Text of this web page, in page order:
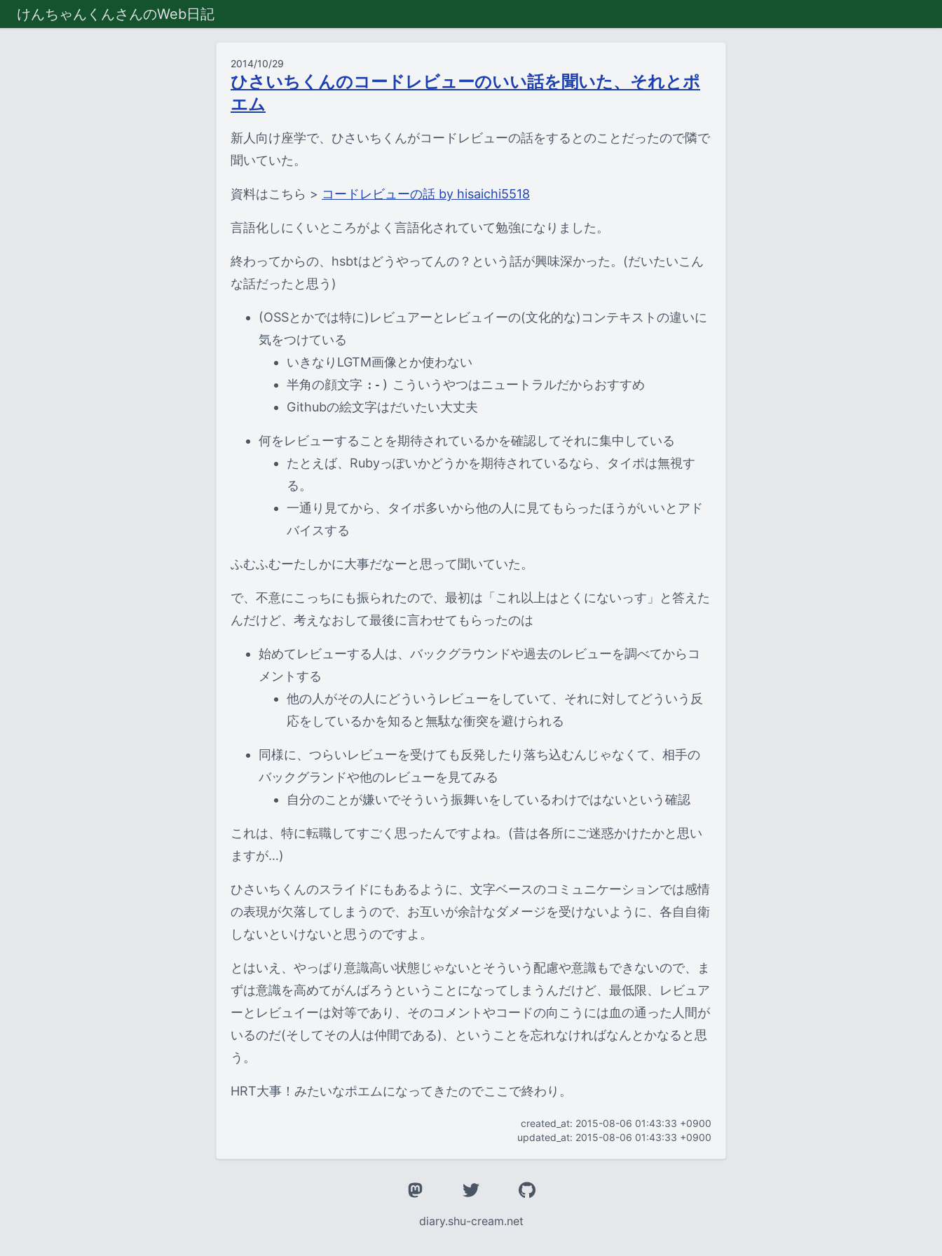
けんちゃんくんさんのWeb日記
2014/10/29
ひさいちくんのコードレビューのいい話を聞いた、それとポ
エム
新人向け座学で、ひさいちくんがコードレビューの話をするとのことだったので隣で
聞いていた。
資料はこちら > コードレビューの話 by hisaichi5518
言語化しにくいところがよく言語化されていて勉強になりました。
終わってからの、hsbtはどうやってんの？という話が興味深かった。(だいたいこん
な話だったと思う)
(OSSとかでは特に)レビュアーとレビュイーの(文化的な)コンテキストの違いに
気をつけている
いきなりLGTM画像とか使わない
半角の顔文字 :-) こういうやつはニュートラルだからおすすめ
Githubの絵文字はだいたい大丈夫
何をレビューすることを期待されているかを確認してそれに集中している
たとえば、Rubyっぽいかどうかを期待されているなら、タイポは無視す
る。
一通り見てから、タイポ多いから他の人に見てもらったほうがいいとアド
バイスする
ふむふむーたしかに大事だなーと思って聞いていた。
で、不意にこっちにも振られたので、最初は「これ以上はとくにないっす」と答えた
んだけど、考えなおして最後に言わせてもらったのは
始めてレビューする人は、バックグラウンドや過去のレビューを調べてからコ
メントする
他の人がその人にどういうレビューをしていて、それに対してどういう反
応をしているかを知ると無駄な衝突を避けられる
同様に、つらいレビューを受けても反発したり落ち込むんじゃなくて、相手の
バックグランドや他のレビューを見てみる
自分のことが嫌いでそういう振舞いをしているわけではないという確認
これは、特に転職してすごく思ったんですよね。(昔は各所にご迷惑かけたかと思い
ますが…)
ひさいちくんのスライドにもあるように、文字ベースのコミュニケーションでは感情
の表現が欠落してしまうので、お互いが余計なダメージを受けないように、各自自衛
しないといけないと思うのですよ。
とはいえ、やっぱり意識高い状態じゃないとそういう配慮や意識もできないので、ま
ずは意識を高めてがんばろうということになってしまうんだけど、最低限、レビュア
ーとレビュイーは対等であり、そのコメントやコードの向こうには血の通った人間が
いるのだ(そしてその人は仲間である)、ということを忘れなければなんとかなると思
う。
HRT大事！みたいなポエムになってきたのでここで終わり。
created_at: 2015-08-06 01:43:33 +0900
updated_at: 2015-08-06 01:43:33 +0900
diary.shu-cream.net